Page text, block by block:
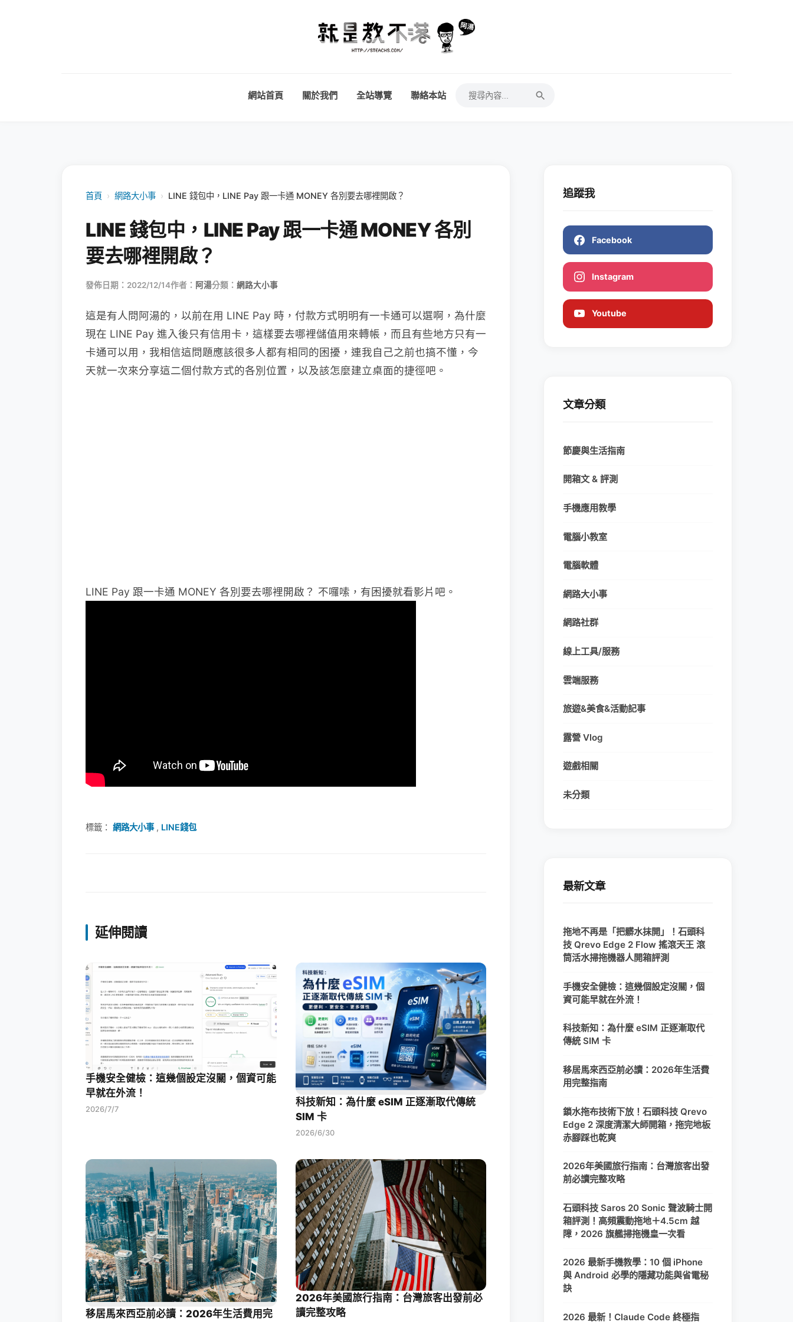
網站首頁 關於我們 全站導覽 聯絡本站
首頁 › 網路大小事 › LINE 錢包中，LINE Pay 跟一卡通 MONEY 各別要去哪裡開啟？
LINE 錢包中，LINE Pay 跟一卡通 MONEY 各別
要去哪裡開啟？
發佈日期：2022/12/14作者： 阿湯分類： 網路大小事
這是有人問阿湯的，以前在用 LINE Pay 時，付款方式明明有一卡通可以選啊，為什麼
現在 LINE Pay 進入後只有信用卡，這樣要去哪裡儲值用來轉帳，而且有些地方只有一
卡通可以用，我相信這問題應該很多人都有相同的困擾，連我自己之前也搞不懂，今
天就一次來分享這二個付款方式的各別位置，以及該怎麼建立桌面的捷徑吧。
LINE Pay 跟一卡通 MONEY 各別要去哪裡開啟？ 不囉嗦，有困擾就看影片吧。
標籤： 網路大小事, LINE錢包
延伸閱讀
手機安全健檢：這幾個設定沒關，個資可能
早就在外流！
2026/7/7
科技新知：為什麼 eSIM 正逐漸取代傳統
SIM 卡
2026/6/30
移居馬來西亞前必讀：2026年生活費用完
2026年美國旅行指南：台灣旅客出發前必
讀完整攻略
追蹤我
Facebook
Instagram
Youtube
文章分類
節慶與生活指南
開箱文 & 評測
手機應用教學
電腦小教室
電腦軟體
網路大小事
網路社群
線上工具/服務
雲端服務
旅遊&美食&活動記事
露營 Vlog
遊戲相關
未分類
最新文章
拖地不再是「把髒水抹開」！石頭科
技 Qrevo Edge 2 Flow 搖滾天王 滾
筒活水掃拖機器人開箱評測
手機安全健檢：這幾個設定沒關，個
資可能早就在外流！
科技新知：為什麼 eSIM 正逐漸取代
傳統 SIM 卡
移居馬來西亞前必讀：2026年生活費
用完整指南
鎖水拖布技術下放！石頭科技 Qrevo
Edge 2 深度清潔大師開箱，拖完地板
赤腳踩也乾爽
2026年美國旅行指南：台灣旅客出發
前必讀完整攻略
石頭科技 Saros 20 Sonic 聲波騎士開
箱評測！高頻震動拖地＋4.5cm 越
障，2026 旗艦掃拖機皇一次看
2026 最新手機教學：10 個 iPhone
與 Android 必學的隱藏功能與省電秘
訣
2026 最新！Claude Code 終極指